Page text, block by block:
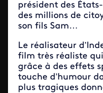
président des
des millions de
son fils Sam…
Le réalisateur
film très réaliste
grâce à des effets
touche d’humour
plus tragiques